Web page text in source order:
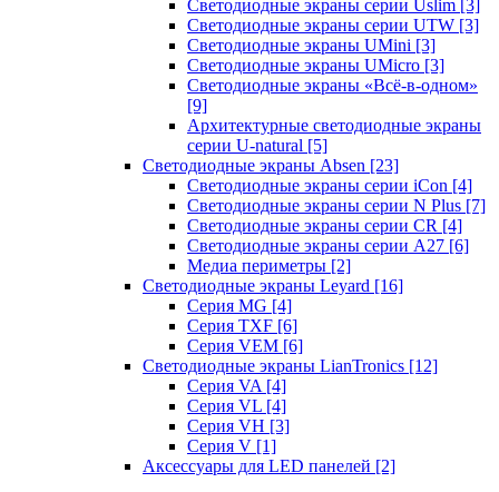
Светодиодные экраны серии Uslim [3]
Светодиодные экраны серии UTW [3]
Светодиодные экраны UMini [3]
Светодиодные экраны UMicro [3]
Светодиодные экраны «Всё-в-одном»
[9]
Архитектурные светодиодные экраны
серии U-natural [5]
Светодиодные экраны Absen [23]
Светодиодные экраны серии iCon [4]
Светодиодные экраны серии N Plus [7]
Светодиодные экраны серии CR [4]
Светодиодные экраны серии А27 [6]
Медиа периметры [2]
Светодиодные экраны Leyard [16]
Серия MG [4]
Серия TXF [6]
Серия VEM [6]
Светодиодные экраны LianTronics [12]
Серия VA [4]
Серия VL [4]
Серия VH [3]
Серия V [1]
Аксессуары для LED панелей [2]